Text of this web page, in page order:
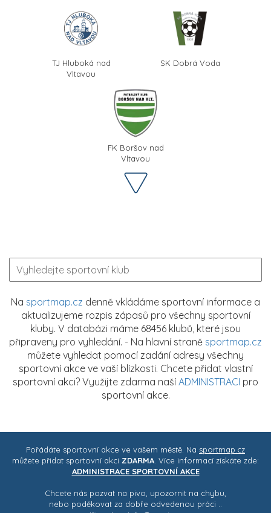
TJ Hluboká nad
Vltavou
SK Dobrá Voda
FK Boršov nad
Vltavou
Na sportmap.cz denně vkládáme sportovní informace a
aktualizujeme rozpis zápasů pro všechny sportovní
kluby. V databázi máme 68456 klubů, které jsou
připraveny pro vyhledání. - Na hlavní straně sportmap.cz
můžete vyhledat pomocí zadání adresy všechny
sportovní akce ve vaší blízkosti. Chcete přidat vlastní
sportovní akci? Využijte zdarma naší ADMINISTRACI pro
sportovní akce.
Pořádáte sportovní akce ve vašem městě. Na sportmap.cz
můžete přidat sportovní akci ZDARMA . Více informací získáte zde:
ADMINISTRACE SPORTOVNÍ AKCE
Chcete nás pozvat na pivo, upozornit na chybu,
nebo poděkovat za dobře odvedenou práci ..